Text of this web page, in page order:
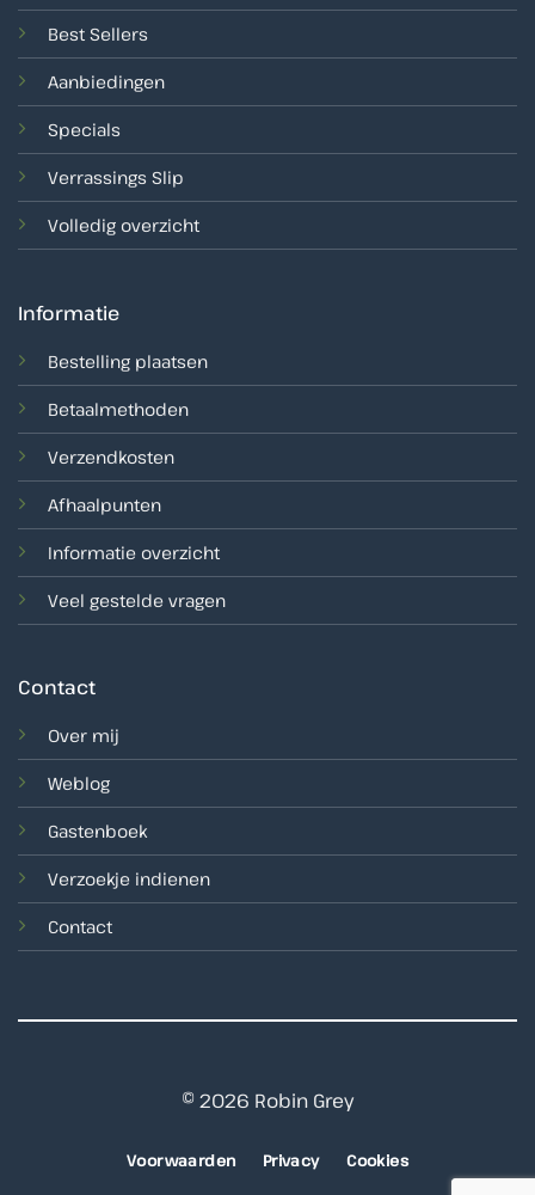
Best Sellers
Aanbiedingen
Specials
Verrassings Slip
Volledig overzicht
Informatie
Bestelling plaatsen
Betaalmethoden
Verzendkosten
Afhaalpunten
Informatie overzicht
Veel gestelde vragen
Contact
Over mij
Weblog
Gastenboek
Verzoekje indienen
Contact
© 2026 Robin Grey
Voorwaarden Privacy Cookies